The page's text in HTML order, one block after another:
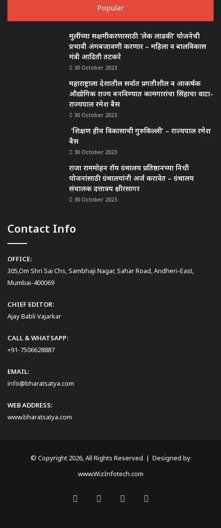
Popular
मुलींच्या सक्षमीकरणासाठी ‘लेक लाडकी’ योजनेची
प्रभावी अंमबजावणी करणार – महिला व बालविकास
मंत्री आदिती तटकरे
30 October 2023
महाराष्ट्राला देशातील सर्वात प्रगतीशील व आकर्षक
औद्योगिक राज्य बनविण्यात कामगारांचा सिंहाचा वाटा-
राज्यपाल रमेश बैस
30 October 2023
‘शिक्षण हीच विकासाची गुरुकिल्ली’ – राज्यपाल रमेश
बैस
30 October 2023
राजा राममोहन रॉय ग्रंथालय प्रतिष्ठानच्या निधी
योजनांसाठी ग्रंथालयांनी अर्ज करावेत – ग्रंथालय
संचालक दत्तात्रय क्षीरसागर
30 October 2023
Contact Info
OFFICE:
305,Om Shri Sai Chs, Sambhaji Nagar, Sahar Road, Andheri-East,
Mumbai-400069
CHIEF EDITOR:
Ajay Babli Vajarkar
CALL & WHATSAPP:
+91-7506628887
EMAIL:
info@bharatsatya.com
WEB ADDRESS:
www.bharatsatya.com
© Copyright 2026, All Rights Reserved | Designed by
www.WizInfotech.com
Facebook YouTube